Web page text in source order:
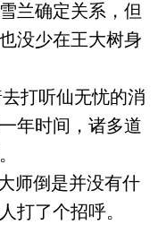
兰确定关系，但
没少在王大树身
打听仙无忧的消
年时间，诸多道
师倒是并没有什
打了个招呼。